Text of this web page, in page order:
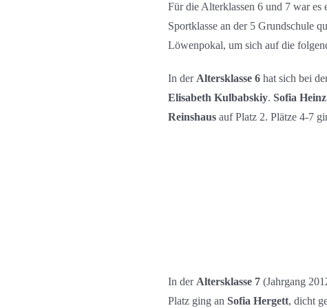
Für die Alterklassen 6 und 7 war
Sportklasse an der 5 Grundschule
Löwenpokal, um sich auf die
In der Altersklasse 6hat sich bei
Elisabeth Kulbabskiy. Sofia Heinz
Reinshausauf Platz 2. Plätze 4-7
In der Altersklasse 7(Jahrgang
Platz ging an Sofia Hergett, dicht